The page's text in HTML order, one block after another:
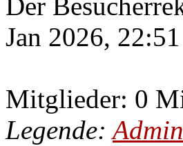
Der
Jan 2026,
Mitglieder: 0
Legende: